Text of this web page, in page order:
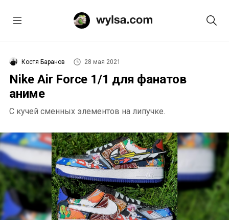
Костя Баранов 28 мая 2021
Nike Air Force 1/1 для фанатов
аниме
С кучей сменных элементов на липучке.